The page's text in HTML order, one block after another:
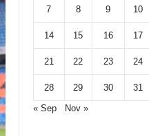
7 8 9 10
14 15 16 17
21 22 23 24
28 29 30
31
« Sep
Nov »